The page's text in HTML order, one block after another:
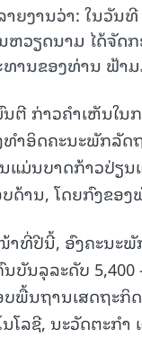
ຍງານວ່າ: ໃນວັ
ຫວຽດນາມ ໄດ້ຈັ
ານຂອງທ່ານ ຟ້າ
ຕີ ກ່າວຄຳເຫັນໃນ
ຳອິດຄະນະພັກລັດ
ແມ່ນບາດກ້າວປ່ຽ
ດ້ານ, ໂດຍກົງຂອ
ທີ່ປີນີ້, ອົງຄະນະພັ
ນບັນລຸລະດັບ
ບພື້ນຖານເສດຖະ
ນໂລຊີ, ນະວັດຕະ